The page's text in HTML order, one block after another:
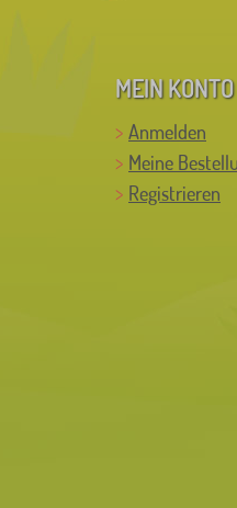
MEIN KONTO
Anmelden
Meine
Registrieren